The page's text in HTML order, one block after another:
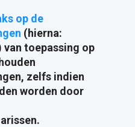
op de
(hierna:
van toepassing op
zelfs indien
worden door